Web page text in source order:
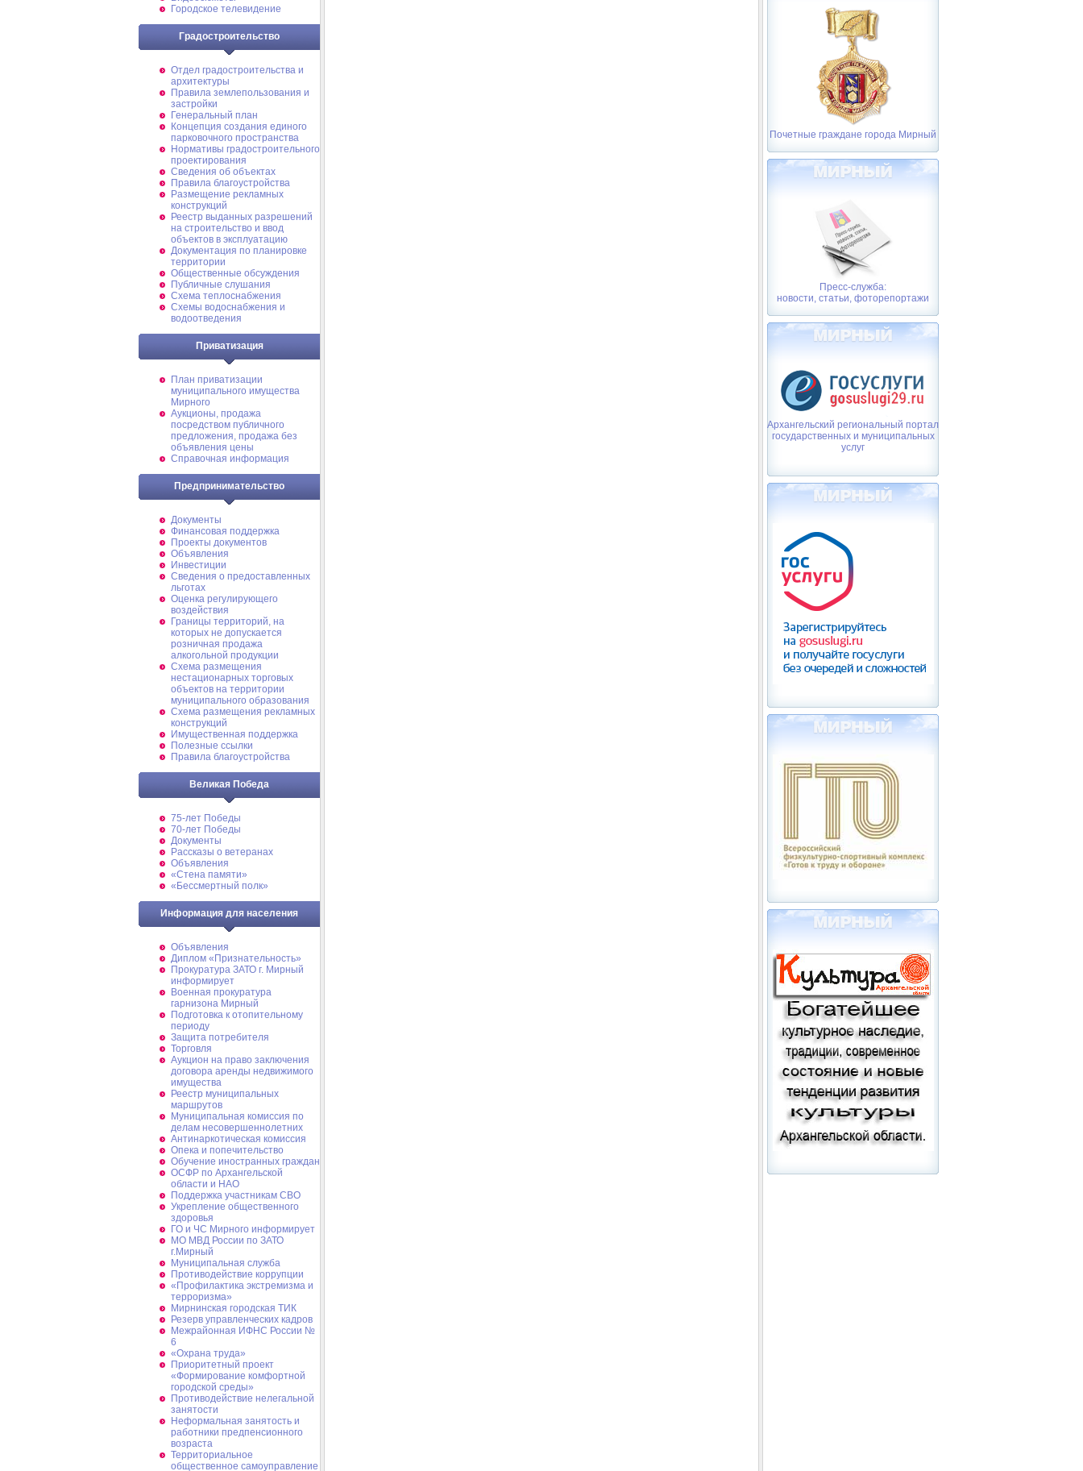
Городское телевидение
Градостроительство
Отдел градостроительства и
архитектуры
Правила землепользования и
застройки
Генеральный план
Концепция создания единого
парковочного пространства
Нормативы градостроительного
проектирования
Сведения об объектах
Правила благоустройства
Размещение рекламных
конструкций
Реестр выданных разрешений
на строительство и ввод
объектов в эксплуатацию
Документация по планировке
территории
Общественные обсуждения
Публичные слушания
Схема теплоснабжения
Схемы водоснабжения и
водоотведения
Приватизация
План приватизации
муниципального имущества
Мирного
Аукционы, продажа
посредством публичного
предложения, продажа без
объявления цены
Справочная информация
Предпринимательство
Документы
Финансовая поддержка
Проекты документов
Объявления
Инвестиции
Сведения о предоставленных
льготах
Оценка регулирующего
воздействия
Границы территорий, на
которых не допускается
розничная продажа
алкогольной продукции
Схема размещения
нестационарных торговых
объектов на территории
муниципального образования
Схема размещения рекламных
конструкций
Имущественная поддержка
Полезные ссылки
Правила благоустройства
Великая Победа
75-лет Победы
70-лет Победы
Документы
Рассказы о ветеранах
Объявления
«Стена памяти»
«Бессмертный полк»
Информация для населения
Объявления
Диплом «Признательность»
Прокуратура ЗАТО г. Мирный
информирует
Военная прокуратура
гарнизона Мирный
Подготовка к отопительному
периоду
Защита потребителя
Торговля
Аукцион на право заключения
договора аренды недвижимого
имущества
Реестр муниципальных
маршрутов
Муниципальная комиссия по
делам несовершеннолетних
Антинаркотическая комиссия
Опека и попечительство
Обучение иностранных граждан
ОСФР по Архангельской
области и НАО
Поддержка участникам СВО
Укрепление общественного
здоровья
ГО и ЧС Мирного информирует
МО МВД России по ЗАТО
г.Мирный
Муниципальная cлужба
Противодействие коррупции
«Профилактика экстремизма и
терроризма»
Мирнинская городская ТИК
Резерв управленческих кадров
Межрайонная ИФНС России №
6
«Охрана труда»
Приоритетный проект
«Формирование комфортной
городской среды»
Противодействие нелегальной
занятости
Неформальная занятость и
работники предпенсионного
возраста
Территориальное
общественное самоуправление
Почетные граждане города Мирный
Пресс-служба:
новости, статьи, фоторепортажи
Архангельский региональный портал
государственных и муниципальных
услуг